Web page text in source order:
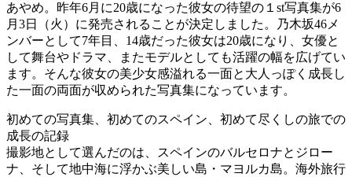
あやめ。昨年6月に20歳になった彼女の待望の１st写真集が6
月3日（火）に発売されることが決定しました。乃木坂46メ
ンバーとして7年目、14歳だった彼女は20歳になり、女優と
して舞台やドラマ、またモデルとしても活躍の幅を広げてい
ます。そんな彼女の美少女感溢れる一面と大人っぽく成長し
た一面の両面が収められた写真集になっています。
初めての写真集、初めてのスペイン、初めて尽くしの旅での
成長の記録
撮影地として選んだのは、スペインのバルセロナとジロー
ナ、そして地中海に浮かぶ美しい島・マヨルカ島。海外旅行